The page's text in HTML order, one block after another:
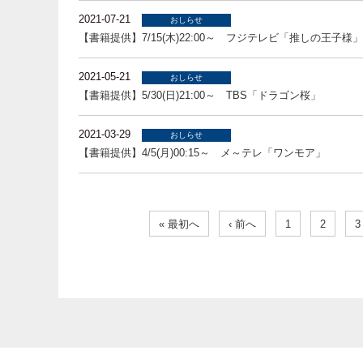
2021-07-21 おしらせ
【書籍提供】7/15(木)22:00～ フジテレビ「推しの王子様」
2021-05-21 おしらせ
【書籍提供】5/30(日)21:00～ TBS「ドラゴン桜」
2021-03-29 おしらせ
【書籍提供】4/5(月)00:15～ メ～テレ「ワンモア」
« 最初へ ‹ 前へ 1 2 3